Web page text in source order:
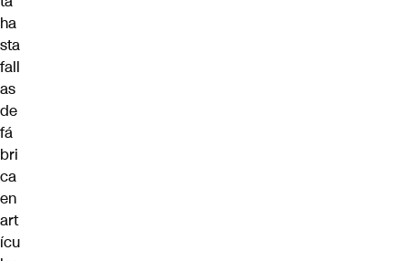
ha
sta
fall
as
de
fá
bri
ca
en
art
ícu